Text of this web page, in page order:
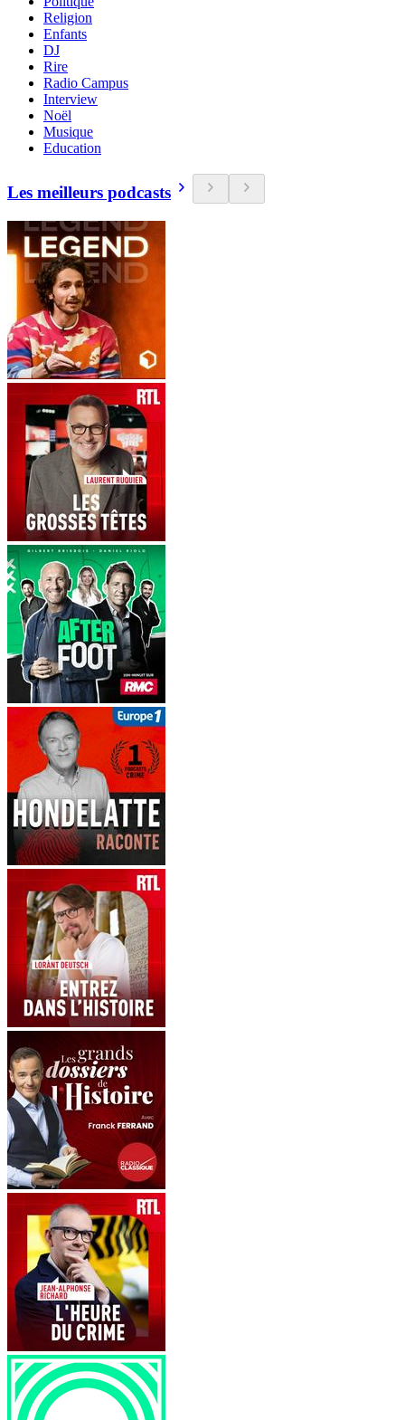
Religion
Enfants
DJ
Rire
Radio Campus
Interview
Noël
Musique
Education
Les meilleurs podcasts